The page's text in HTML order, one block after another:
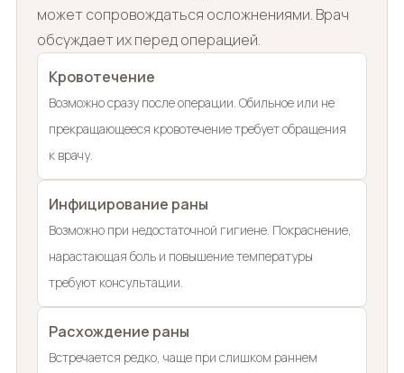
может сопровождаться осложнениями. Врач
обсуждает их перед операцией.
Кровотечение
Возможно сразу после операции. Обильное или не
прекращающееся кровотечение требует обращения
к врачу.
Инфицирование раны
Возможно при недостаточной гигиене. Покраснение,
нарастающая боль и повышение температуры
требуют консультации.
Расхождение раны
Встречается редко, чаще при слишком раннем